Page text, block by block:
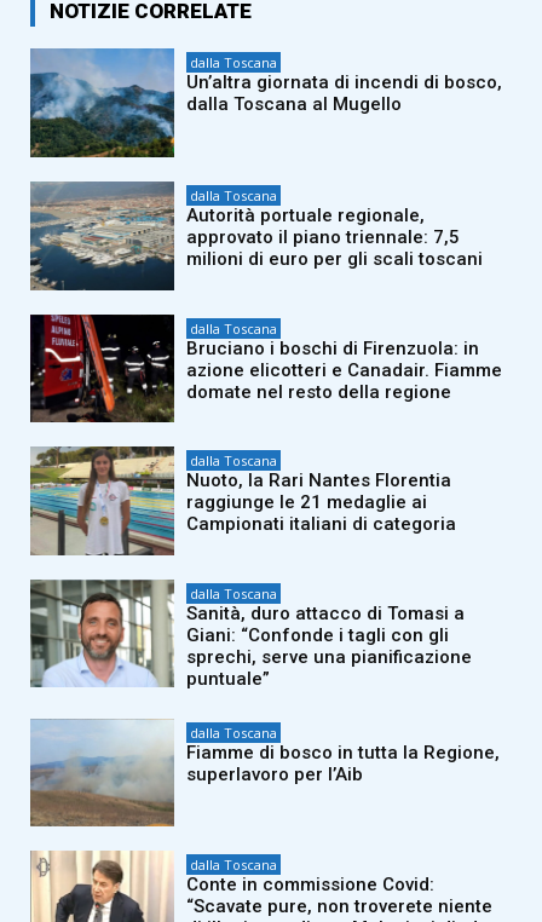
NOTIZIE CORRELATE
dalla Toscana
Un’altra giornata di incendi di bosco,
dalla Toscana al Mugello
dalla Toscana
Autorità portuale regionale,
approvato il piano triennale: 7,5
milioni di euro per gli scali toscani
dalla Toscana
Bruciano i boschi di Firenzuola: in
azione elicotteri e Canadair. Fiamme
domate nel resto della regione
dalla Toscana
Nuoto, la Rari Nantes Florentia
raggiunge le 21 medaglie ai
Campionati italiani di categoria
dalla Toscana
Sanità, duro attacco di Tomasi a
Giani: “Confonde i tagli con gli
sprechi, serve una pianificazione
puntuale”
dalla Toscana
Fiamme di bosco in tutta la Regione,
superlavoro per l’Aib
dalla Toscana
Conte in commissione Covid:
“Scavate pure, non troverete niente